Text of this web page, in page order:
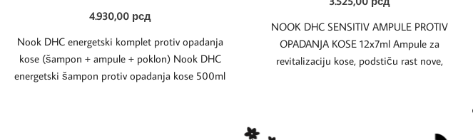
4.930,00 рсд
Nook DHC energetski komplet protiv opadanja
kose (šampon + ampule + poklon) Nook DHC
energetski šampon protiv opadanja kose 500ml
NOOK DHC SENSITIV AMPULE PROTIV
OPADANJA KOSE 12x7ml Ampule za
revitalizaciju kose, podstiču rast nove,